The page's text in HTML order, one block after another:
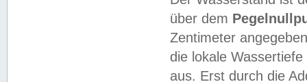
über dem
Zentimeter
die lokale
aus. Erst durch die